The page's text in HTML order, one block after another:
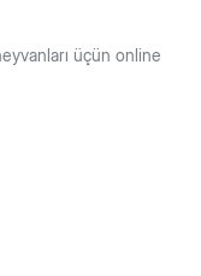
üçün online